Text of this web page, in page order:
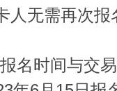
人无需再次报
名时间与交